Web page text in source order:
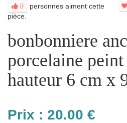
0
personnes aiment cette
pièce.
bonbonniere
porcelaine
hauteur 6 cm x
Prix : 20.00 €